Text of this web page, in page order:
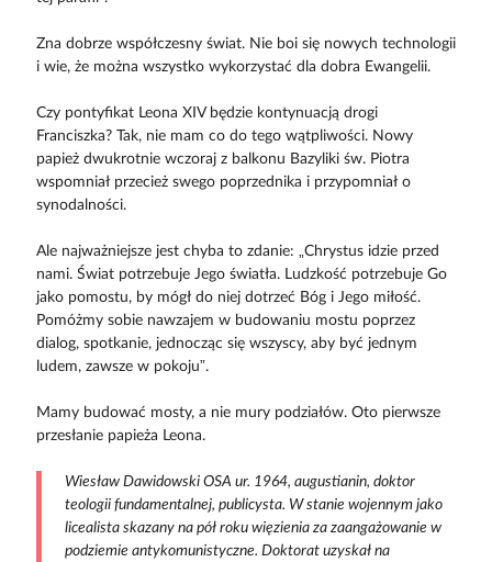
Zna dobrze współczesny świat. Nie boi się nowych technologii
i wie, że można wszystko wykorzystać dla dobra Ewangelii.
Czy pontyfikat Leona XIV będzie kontynuacją drogi
Franciszka? Tak, nie mam co do tego wątpliwości. Nowy
papież dwukrotnie wczoraj z balkonu Bazyliki św. Piotra
wspomniał przecież swego poprzednika i przypomniał o
synodalności.
Ale najważniejsze jest chyba to zdanie: „Chrystus idzie przed
nami. Świat potrzebuje Jego światła. Ludzkość potrzebuje Go
jako pomostu, by mógł do niej dotrzeć Bóg i Jego miłość.
Pomóżmy sobie nawzajem w budowaniu mostu poprzez
dialog, spotkanie, jednocząc się wszyscy, aby być jednym
ludem, zawsze w pokoju”.
Mamy budować mosty, a nie mury podziałów. Oto pierwsze
przesłanie papieża Leona.
Wiesław Dawidowski OSA ur. 1964, augustianin, doktor
teologii fundamentalnej, publicysta. W stanie wojennym jako
licealista skazany na pół roku więzienia za zaangażowanie w
podziemie antykomunistyczne. Doktorat uzyskał na